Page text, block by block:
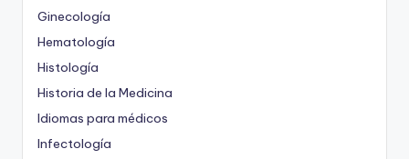
Ginecología
Hematología
Histología
Historia de la Medicina
Idiomas para médicos
Infectología